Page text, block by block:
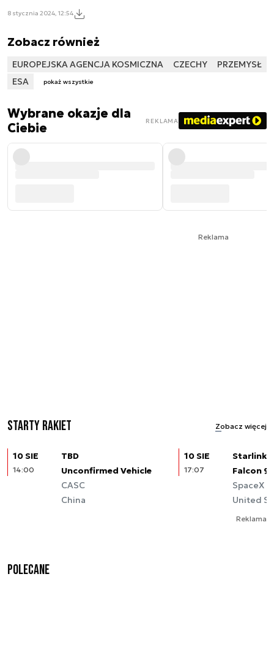
8 stycznia 2024, 12:54
Zobacz również
EUROPEJSKA AGENCJA KOSMICZNA CZECHY
PRZEMYSŁ
ESA
pokaż wszystkie
Wybrane okazje dla
Ciebie
REKLAMA
Reklama
Starty rakiet Zobacz więcej
10 SIE
14:00
TBD
Unconfirmed Vehicle
CASC
China
10 SIE
17:07
Starlink
Falcon 9
SpaceX
United
Reklama
Polecane